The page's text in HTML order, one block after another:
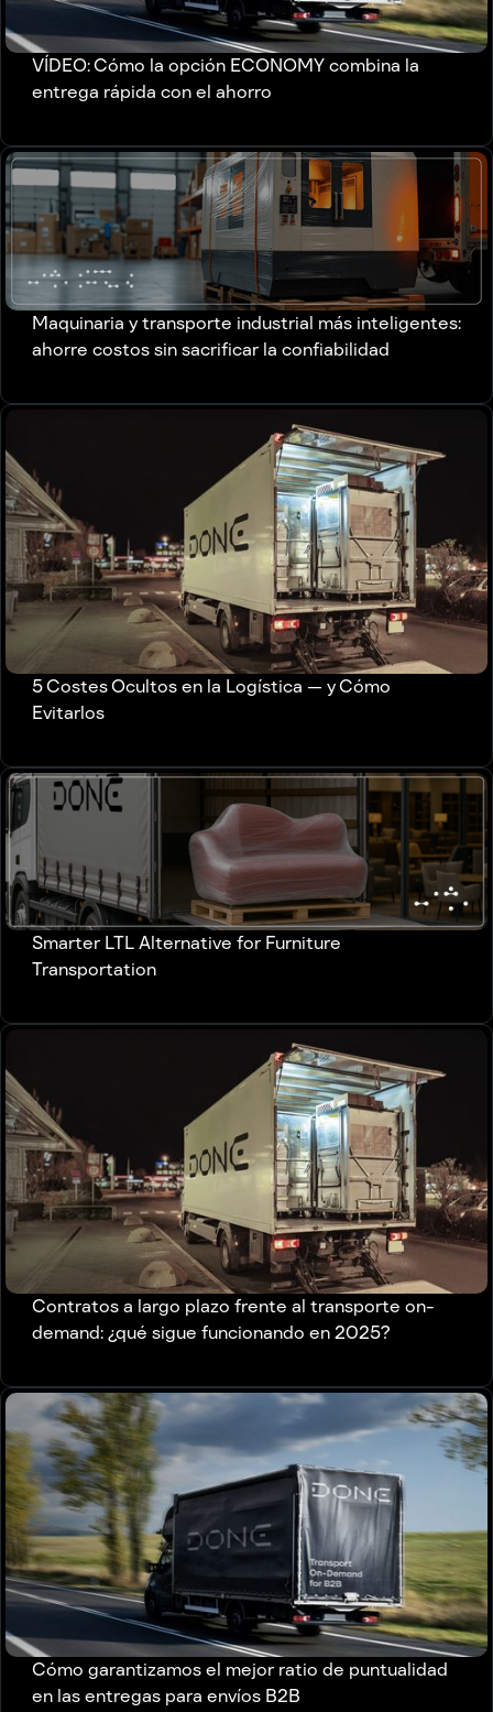
VÍDEO: Cómo la opción ECONOMY combina la
entrega rápida con el ahorro
Maquinaria y transporte industrial más inteligentes:
ahorre costos sin sacrificar la confiabilidad
5 Costes Ocultos en la Logística — y Cómo
Evitarlos
Smarter LTL Alternative for Furniture
Transportation
Contratos a largo plazo frente al transporte on-
demand: ¿qué sigue funcionando en 2025?
Cómo garantizamos el mejor ratio de puntualidad
en las entregas para envíos B2B